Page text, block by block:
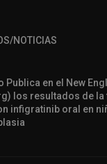
NOTICIAS
Publica en el New
los resultados de la
infigratinib oral en